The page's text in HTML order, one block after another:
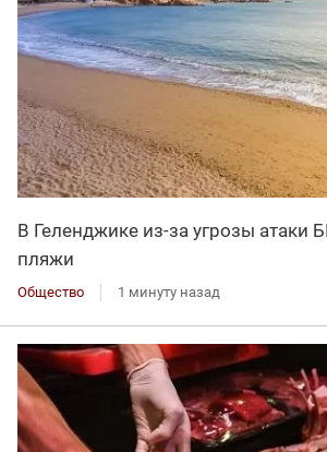
В Геленджике из-за угрозы атаки
пляжи
Общество 1 минуту назад